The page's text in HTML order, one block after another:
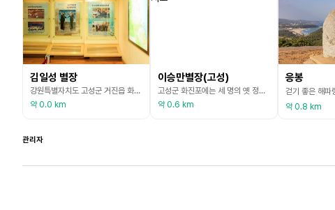
김일성 별장
강원특별자치도 고성군 거진읍 화포리 화진포가 내려다보이는 곳에 있는 별장으로, 일명 ‘김일성 별장’으로 불리는 곳이다. 1938년 독일인 H. 베버가 지었고, 1948년부터 1950년까지 김일성이 부인 김정숙, 아들 김정일, 딸 김경희와 함께 여름 휴양지로 사용했다. 지하 1층·지상 2층의 석조 건물로 1964년 육군에서 건물을 철거하여 재건축하였고, 1995년 개·보수하여 장병들의 휴양 시설로 사용하였다. 내부에는 한국전쟁과 북한 관련 자료를 전시하고
약 0.0 km
이승만별장(고성)
고성군 화진포에는 세 명의 옛 정치인의 별장인 김일성 별장, 이승만 별장, 이기붕 별장이 나란히 놓여 있다. 이승만 별장은 대한민국 초대 대통령인 이승만이 머물렀던 곳으로, 1954년에 신축된 뒤 1961년에 폐허가 되었다가 1997년 7월 육군이 재건축하여 1999년 전시관으로 복원되었다. 내부에는 침실과 집무실로 쓰이던 방 두 개와 거실로 구분되어 있으며, 유족들에게 기증받은 물품들로 전시하여 이승만 대통령이 기거하던 시절의 모습을 그대로 재현하였다
약 0.6 km
응봉
약 0.8 km
관리자